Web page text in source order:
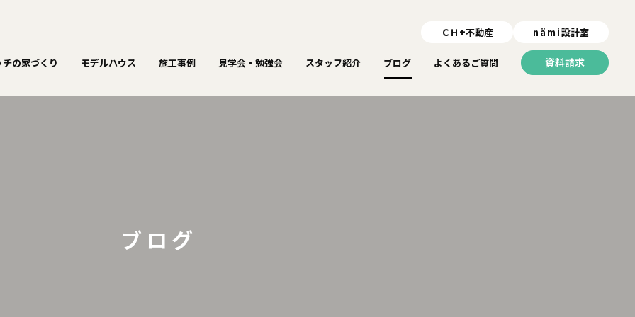
ＣＨ+不動産 nämi設計室
の家づくり モデルハウス 施工事例 見学会・勉強会 スタッフ紹介 ブログ よくあるご質問 資料請求
ブログ